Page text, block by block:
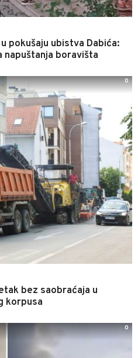
pokušaju ubistva Dabića:
napuštanja boravišta
bez saobraćaja u
korpusa
0
0